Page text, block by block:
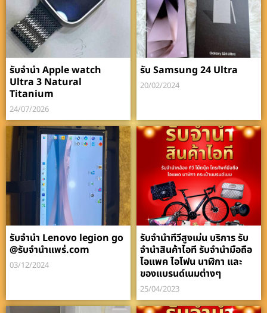
รับจำนำ Apple watch
Ultra 3 Natural
Titanium
24/07/2026
รับ Samsung 24 Ultra
20/02/2024
รับจำนำ Lenovo legion go
@รับจำนำแพร่.com
03/12/2024
รับจำนำทีวีสูงเม่น บริการ รับ
จำนำสินค้าไอที รับจำนำมือถือ
ไอแพค ไอโฟน นาฬิกา และ
ของแบรนด์เนมต่างๆ
25/04/2023